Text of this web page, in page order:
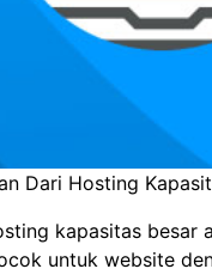
Dari Hosting
kapasitas besar
untuk website